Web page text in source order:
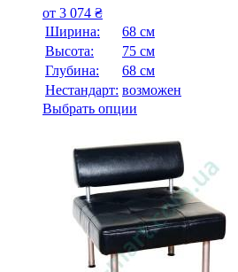
от 3 074 ₴
Ширина:
68 см
Высота:
75 см
Глубина:
68 см
Нестандарт: возможен
Выбрать опции